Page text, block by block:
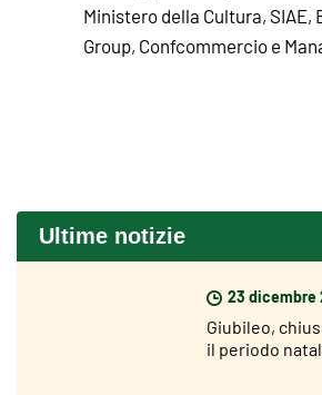
Ministero della Cultura, SIAE,
Group, Confcommercio e
Ultime notizie
23 dicembre
Giubileo,
il periodo